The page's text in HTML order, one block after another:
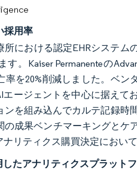
採用率
所における認定EHRシステム
す。Kaiser Permanenteの
率を20%削減しました。ベン
エージェントを中心に据えて
ンを組み込んでカルテ記録
の成果ベンチマーキングと
ナリティクス購買決定におい
たアナリティクスプラット